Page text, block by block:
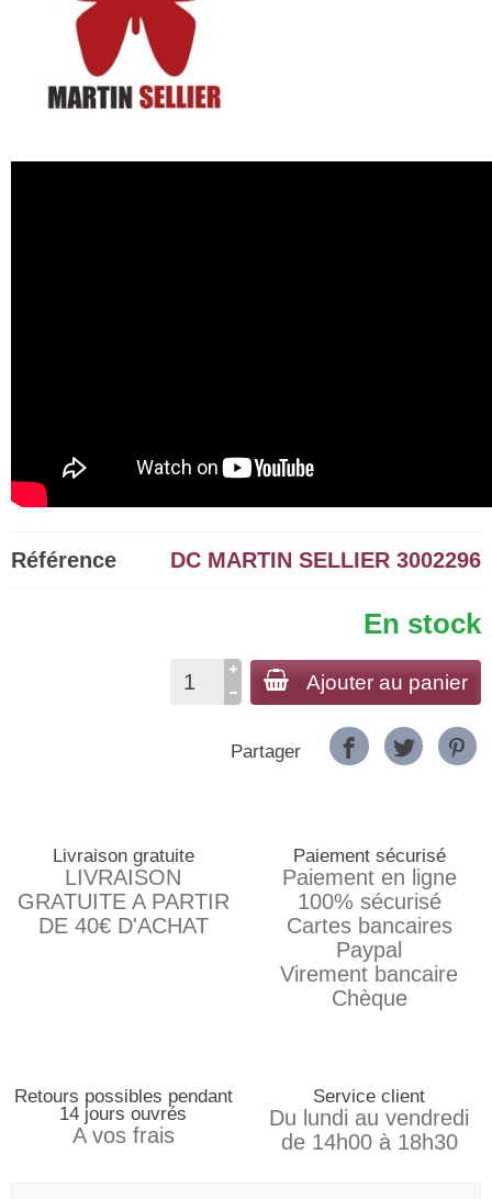
Référence DC MARTIN SELLIER 3002296
En stock
Ajouter au panier
Partager
Livraison gratuite
LIVRAISON
GRATUITE A PARTIR
DE 40€ D'ACHAT
Paiement sécurisé
Paiement en ligne
100% sécurisé
Cartes bancaires
Paypal
Virement bancaire
Chèque
Retours possibles pendant
14 jours ouvrés
A vos frais
Service client
Du lundi au vendredi
de 14h00 à 18h30